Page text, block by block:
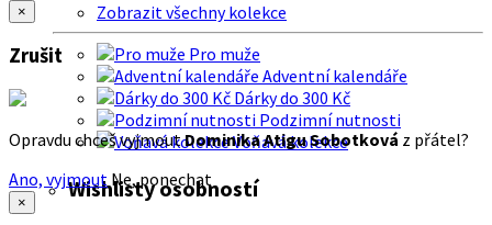
Zobrazit všechny kolekce
Pro muže
Adventní kalendáře
Dárky do 300 Kč
Podzimní nutnosti
Voňavá kolekce
Wishlisty osobností
×
Zrušit
Opravdu chceš vyjmoutDominika Atigu Sobotková z přátel?
Ano, vyjmout Ne, ponechat
×